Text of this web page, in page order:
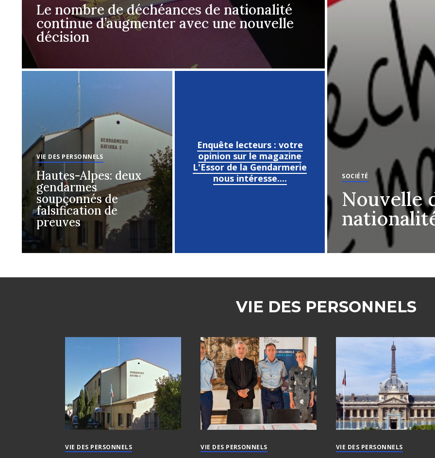
Le nombre de déchéances de nationalité
continue d’augmenter avec une nouvelle
décision
SOCIÉTÉ
Nouvelle
VIE DES PERSONNELS
Hautes-Alpes: deux
gendarmes
soupçonnés de
falsification de
preuves
Enquête lecteurs : votre
opinion sur le magazine
L'Essor de la Gendarmerie
nous intéresse....
VIE DES PERSONNELS
VIE DES PERSONNELS VIE DES PERSONNELS VIE DES PERSONNELS